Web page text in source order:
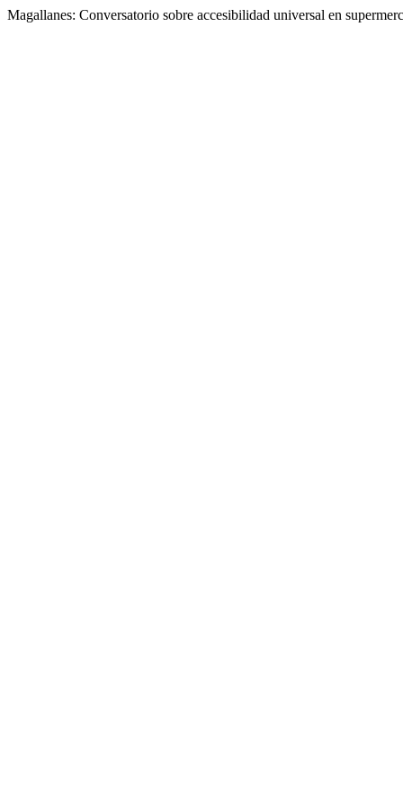
Magallanes: Conversatorio sobre accesibilidad universal en